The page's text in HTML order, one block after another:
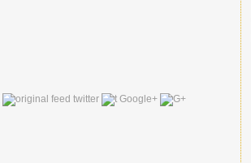
twitter
Google+